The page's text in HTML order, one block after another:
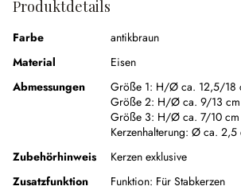
Produktdetails
Farbe
antikbraun
Material
Eisen
Abmessungen
Größe 1: H/Ø ca. 12,5/18
Größe 2: H/Ø ca. 9/13 cm
Größe 3: H/Ø ca. 7/10 cm
Kerzenhalterung: Ø ca. 2,5
Zubehörhinweis
Kerzen exklusive
Zusatzfunktion
Funktion: Für Stabkerzen